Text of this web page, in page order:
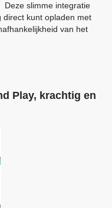
Deze slimme integratie
direct kunt opladen met
van het
Play, krachtig en